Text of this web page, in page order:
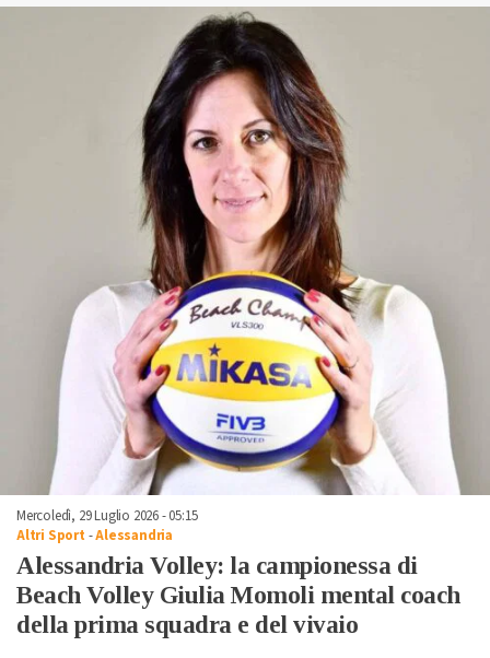
Mercoledì, 29 Luglio 2026 - 05:15
Altri Sport -Alessandria
Alessandria Volley: la campionessa di
Beach Volley Giulia Momoli mental coach
della prima squadra e del vivaio